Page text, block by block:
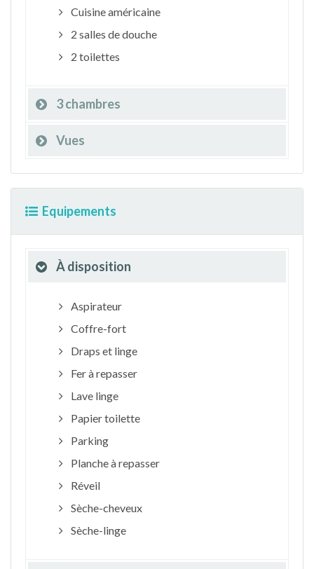
Cuisine américaine
2 salles de douche
2 toilettes
3 chambres
Vues
Equipements
À disposition
Aspirateur
Coffre-fort
Draps et linge
Fer à repasser
Lave linge
Papier toilette
Parking
Planche à repasser
Réveil
Sèche-cheveux
Sèche-linge